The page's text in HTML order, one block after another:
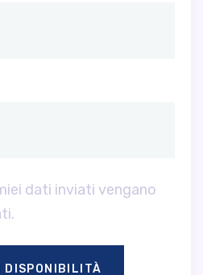
dati inviati vengano